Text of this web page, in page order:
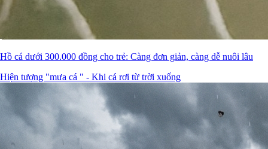
Hồ cá dưới 300.000 đồng cho trẻ: Càng đơn giản, càng dễ nuôi lâu
Hiện tượng "mưa cá " - Khi cá rơi từ trời xuống